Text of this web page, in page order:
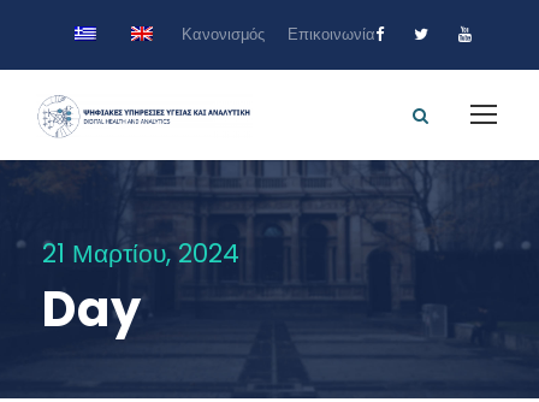
Κανονισμός Επικοινωνία
21 Μαρτίου, 2024
Day